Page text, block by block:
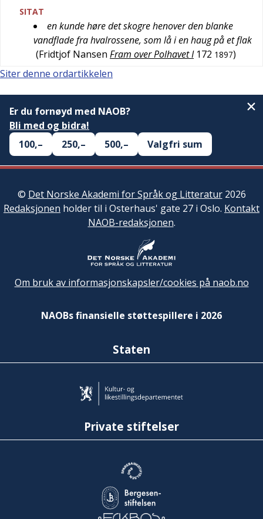
SITAT
en kunde høre det skogre henover den blanke
vandflade fra hvalrossene, som lå i en haug på et flak
(Fridtjof Nansen Fram over Polhavet I 172 1897)
Siter denne ordartikkelen
Er du fornøyd med NAOB?
Bli med og bidra!
100,–
250,– 500,– Valgfri sum
© Det Norske Akademi for Språk og Litteratur2026
Redaksjonen holder til i Osterhaus' gate 27 i Oslo. Kontakt
NAOB-redaksjonen.
Om bruk av informasjonskapsler/cookies på naob.no
NAOBs finansielle støttespillere i 2026
Staten
Private stiftelser